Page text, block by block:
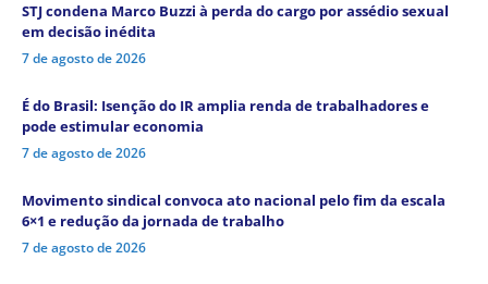
STJ condena Marco Buzzi à perda do cargo por assédio sexual
em decisão inédita
7 de agosto de 2026
É do Brasil: Isenção do IR amplia renda de trabalhadores e
pode estimular economia
7 de agosto de 2026
Movimento sindical convoca ato nacional pelo fim da escala
6×1 e redução da jornada de trabalho
7 de agosto de 2026